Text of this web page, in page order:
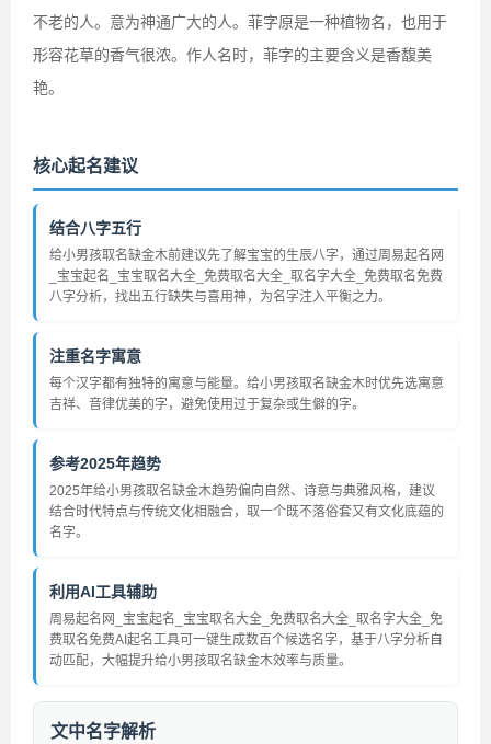
不老的人。意为神通广大的人。菲字原是一种植物名，也用于
形容花草的香气很浓。作人名时，菲字的主要含义是香馥美
艳。
核心起名建议
结合八字五行
给小男孩取名缺金木前建议先了解宝宝的生辰八字，通过周易起名网
_宝宝起名_宝宝取名大全_免费取名大全_取名字大全_免费取名免费
八字分析，找出五行缺失与喜用神，为名字注入平衡之力。
注重名字寓意
每个汉字都有独特的寓意与能量。给小男孩取名缺金木时优先选寓意
吉祥、音律优美的字，避免使用过于复杂或生僻的字。
参考2025年趋势
2025年给小男孩取名缺金木趋势偏向自然、诗意与典雅风格，建议
结合时代特点与传统文化相融合，取一个既不落俗套又有文化底蕴的
名字。
利用AI工具辅助
周易起名网_宝宝起名_宝宝取名大全_免费取名大全_取名字大全_免
费取名免费AI起名工具可一键生成数百个候选名字，基于八字分析自
动匹配，大幅提升给小男孩取名缺金木效率与质量。
文中名字解析